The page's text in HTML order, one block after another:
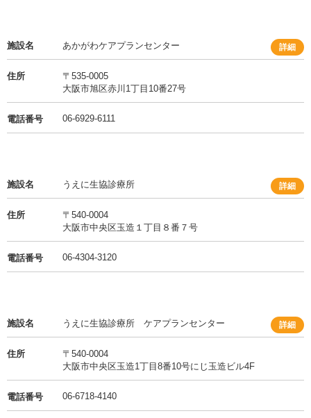
施設名 あかがわケアプランセンター 詳細
住所
〒535-0005
大阪市旭区赤川1丁目10番27号
電話番号 06-6929-6111
施設名 うえに生協診療所 詳細
住所
〒540-0004
大阪市中央区玉造１丁目８番７号
電話番号 06-4304-3120
施設名 うえに生協診療所 ケアプランセンター 詳細
住所
〒540-0004
大阪市中央区玉造1丁目8番10号にじ玉造ビル4F
電話番号 06-6718-4140